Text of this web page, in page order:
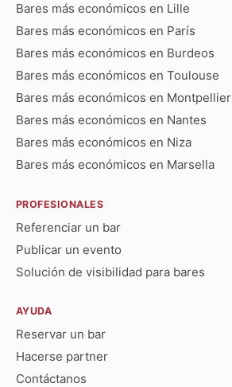
Bares más económicos en Lille
Bares más económicos en París
Bares más económicos en Burdeos
Bares más económicos en Toulouse
Bares más económicos en Montpellier
Bares más económicos en Nantes
Bares más económicos en Niza
Bares más económicos en Marsella
PROFESIONALES
Referenciar un bar
Publicar un evento
Solución de visibilidad para bares
AYUDA
Reservar un bar
Hacerse partner
Contáctanos